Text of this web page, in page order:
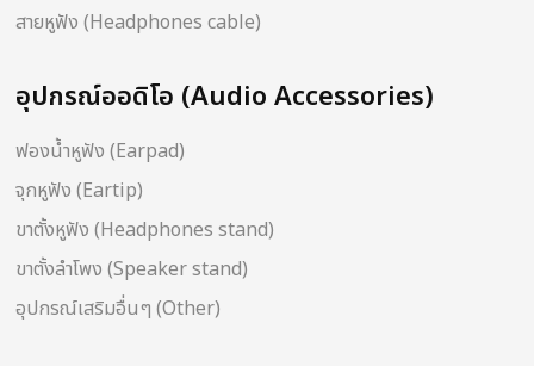
สายหูฟัง (Headphones cable)
อุปกรณ์ออดิโอ (Audio Accessories)
ฟองน้ำหูฟัง (Earpad)
จุกหูฟัง (Eartip)
ขาตั้งหูฟัง (Headphones stand)
ขาตั้งลำโพง (Speaker stand)
อุปกรณ์เสริมอื่นๆ (Other)